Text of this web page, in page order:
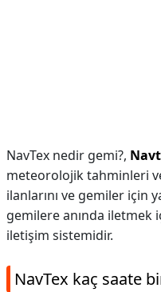
NavTex nedir gemi?,
meteorolojik tahminleri
ilanlarını ve gemiler için
gemilere anında iletmek
iletişim sistemidir.
NavTex kaç saate